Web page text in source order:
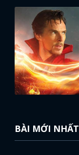
BÀI MỚI NHẤT